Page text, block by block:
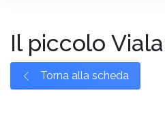
Il piccolo
Torna alla scheda